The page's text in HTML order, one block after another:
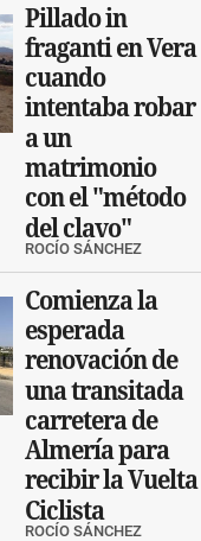
Pillado in
fraganti en Vera
cuando
intentaba robar
a un
matrimonio
con el "método
del clavo"
ROCÍO SÁNCHEZ
Comienza la
esperada
renovación de
una transitada
carretera de
Almería para
recibir la Vuelta
Ciclista
ROCÍO SÁNCHEZ